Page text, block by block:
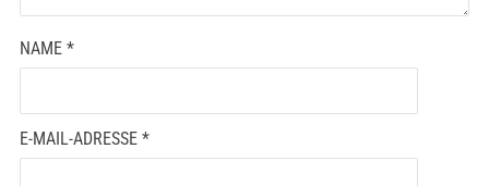
NAME *
E-MAIL-ADRESSE *